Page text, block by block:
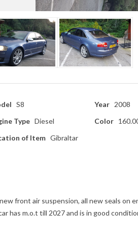
S8 Year 2008
Type Diesel Color
of Item Gibraltar
front air suspension, all new seals on
has m.o.t till 2027 and is in good